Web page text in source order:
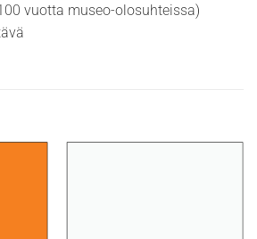
vuotta museo-olosuhteissa)